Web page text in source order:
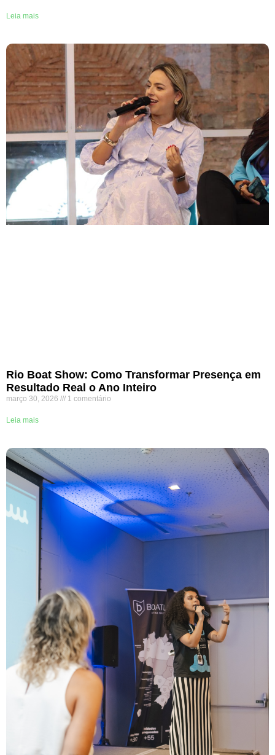
Leia mais
Rio Boat Show: Como Transformar Presença em
Resultado Real o Ano Inteiro
março 30, 2026 1 comentário
Leia mais